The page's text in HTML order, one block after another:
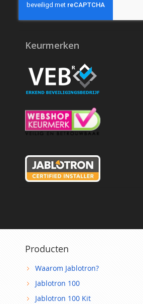
Keurmerken
Producten
Waarom Jablotron?
Jablotron 100
Jablotron 100 Kit